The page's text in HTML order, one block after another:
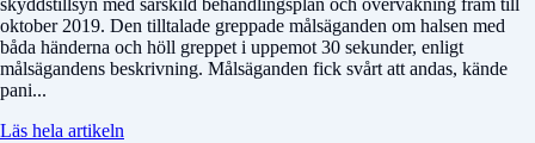
skyddstillsyn med särskild behandlingsplan och övervakning fram till
oktober 2019. Den tilltalade greppade målsäganden om halsen med
båda händerna och höll greppet i uppemot 30 sekunder, enligt
målsägandens beskrivning. Målsäganden fick svårt att andas, kände
pani...
Läs hela artikeln